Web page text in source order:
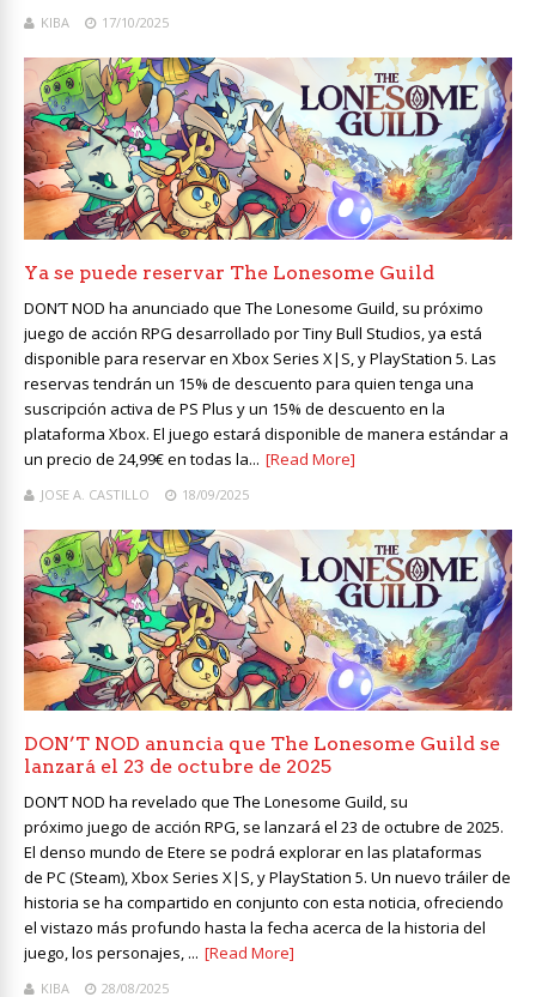
KIBA 17/10/2025
Ya se puede reservar The Lonesome Guild
DON’T NOD ha anunciado que The Lonesome Guild, su próximo
juego de acción RPG desarrollado por Tiny Bull Studios, ya está
disponible para reservar en Xbox Series X|S, y PlayStation 5. Las
reservas tendrán un 15% de descuento para quien tenga una
suscripción activa de PS Plus y un 15% de descuento en la
plataforma Xbox. El juego estará disponible de manera estándar a
un precio de 24,99€ en todas la... [Read More]
JOSE A. CASTILLO 18/09/2025
DON’T NOD anuncia que The Lonesome Guild se
lanzará el 23 de octubre de 2025
DON’T NOD ha revelado que The Lonesome Guild, su
próximo juego de acción RPG, se lanzará el 23 de octubre de 2025.
El denso mundo de Etere se podrá explorar en las plataformas
de PC (Steam), Xbox Series X|S, y PlayStation 5. Un nuevo tráiler de
historia se ha compartido en conjunto con esta noticia, ofreciendo
el vistazo más profundo hasta la fecha acerca de la historia del
juego, los personajes, ... [Read More]
KIBA 28/08/2025